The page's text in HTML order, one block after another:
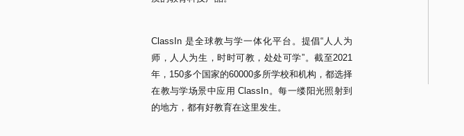
ClassIn 是全球教与学一体化平台。提倡“人人为
师，人人为生，时时可教，处处可学”。截至2021
年，150多个国家的60000多所学校和机构，都选择
在教与学场景中应用 ClassIn。每一缕阳光照射到
的地方，都有好教育在这里发生。